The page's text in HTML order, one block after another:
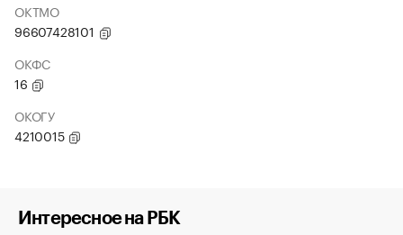
ОКТМО
96607428101
ОКФС
16
ОКОГУ
4210015
Интересное на РБК